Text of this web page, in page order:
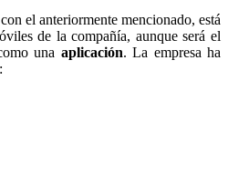
el anteriormente mencionado, está
de la compañía, aunque será el
una aplicación. La empresa ha
: